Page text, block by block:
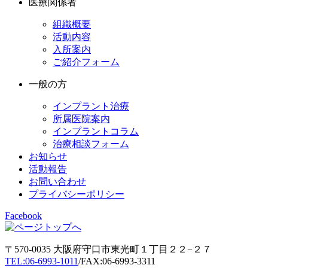
医療関係者
組織概要
活動内容
入所案内
ご紹介フォーム
一般の方
インプラント治療
所属医院案内
インプラントコラム
治療相談フォーム
お知らせ
活動報告
お問い合わせ
プライバシーポリシー
Facebook
〒570-0035 大阪府守口市東光町１丁目２２−２７
TEL:06-6993-1011/FAX:06-6993-3311